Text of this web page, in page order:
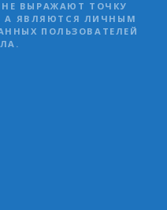
ВЫРАЖАЮТ ТОЧКУ
А ЯВЛЯЮТСЯ ЛИЧНЫМ
ПОЛЬЗОВАТЕЛЕЙ